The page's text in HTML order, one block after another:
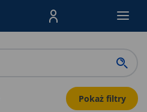
Menu Produktów,
Pokaż filtry